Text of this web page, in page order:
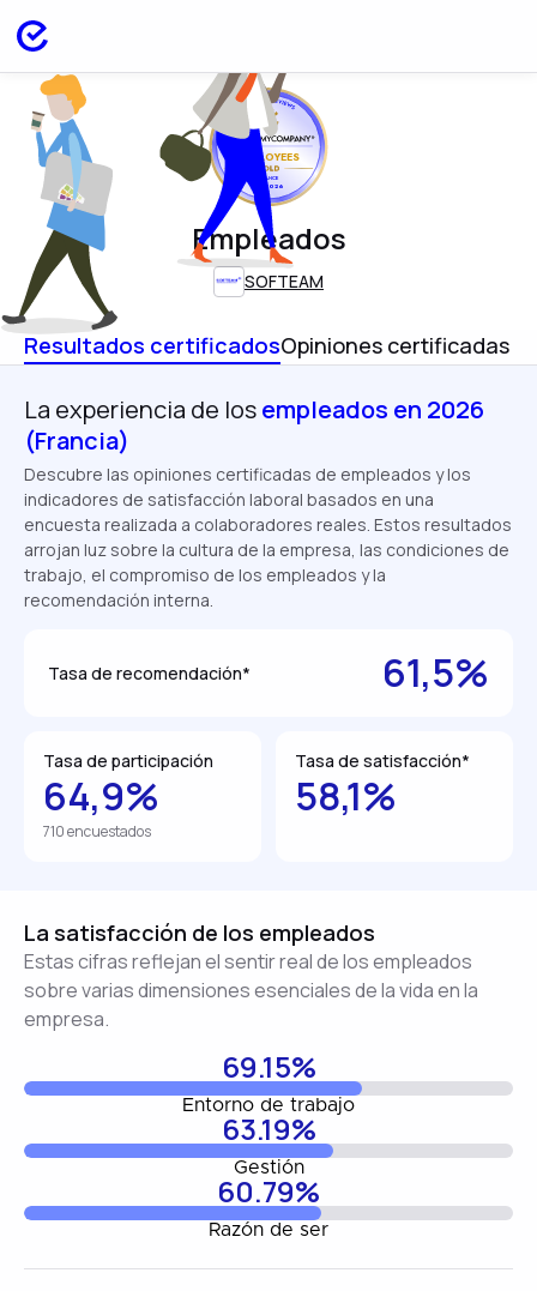
EMPLOYEES
FRANCE
APR 2026
Empleados
SOFTEAM
Resultados certificadosOpiniones certificadas
La experiencia de losempleados en 2026
(Francia)
Descubre las opiniones certificadas de empleados y los
indicadores de satisfacción laboral basados en una
encuesta realizada a colaboradores reales. Estos resultados
arrojan luz sobre la cultura de la empresa, las condiciones de
trabajo, el compromiso de los empleados y la
recomendación interna.
Tasa de recomendación* 61,5%
Tasa de participación
64,9%
710 encuestados
Tasa de satisfacción*
58,1%
La satisfacción de los empleados
Estas cifras reflejan el sentir real de los empleados
sobre varias dimensiones esenciales de la vida en la
empresa.
69.15%
Entorno de trabajo
63.19%
Gestión
60.79%
Razón de ser